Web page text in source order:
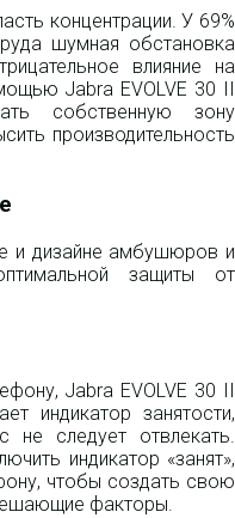
концентрации. У 69%
шумная обстановка
влияние на
Jabra EVOLVE 30 II
собственную зону
производительность
и дизайне амбушюров и
защиты от
Jabra EVOLVE 30 II
индикатор занятости,
следует отвлекать.
индикатор «занят»,
чтобы создать свою
факторы.